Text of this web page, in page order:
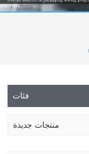
فئات
منتجات جديدة